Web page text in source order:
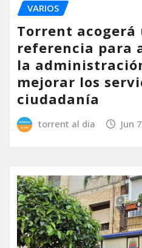
VARIOS
Torrent acogerá
referencia para
la
mejorar los
ciudadanía
torrent al dia Jun